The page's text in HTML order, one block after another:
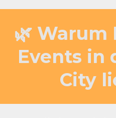
🌿 Warum
Events in
City